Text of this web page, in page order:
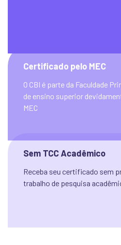
Certificado pelo MEC
O CBI é parte da Faculdade
de ensino superior
MEC
Sem TCC Acadêmico
Receba seu certificado sem
trabalho de pesquisa